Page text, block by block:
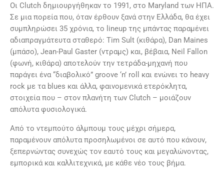
Οι Clutch δημιουργήθηκαν το 1991, στο Maryland των ΗΠΑ.
Σε μια πορεία που, όταν έρθουν ξανά στην Ελλάδα, θα έχει
συμπληρώσει 35 χρόνια, το lineup της μπάντας παραμένει
αδιαπραγμάτευτα σταθερό: Tim Sult (κιθάρα), Dan Maines
(μπάσο), Jean-Paul Gaster (ντραμς) και, βέβαια, Neil Fallon
(φωνή, κιθάρα) αποτελούν την τετράδα-μηχανή που
παράγει ένα “διαβολικό” groove ‘n’ roll και ενώνει το heavy
rock με τα blues και άλλα, φαινομενικά ετερόκλητα,
στοιχεία που – στον πλανήτη των Clutch – μοιάζουν
απόλυτα φυσιολογικά.
Από το ντεμπούτο άλμπουμ τους μέχρι σήμερα,
παραμένουν απόλυτα προσηλωμένοι σε αυτό που κάνουν,
ξεπερνώντας συνεχώς τον εαυτό τους και μεγαλώνοντας,
εμπορικά και καλλιτεχνικά, με κάθε νέο τους βήμα.